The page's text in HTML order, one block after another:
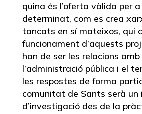
quina és l’oferta vàlida per
determinat, com es crea
tancats en sí mateixos, qui
funcionament d’aquests
han de ser les relacions amb
l’administració pública i el
les respostes de forma
comunitat de Sants serà un
d’investigació des de la